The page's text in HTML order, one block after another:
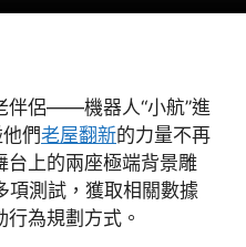
伴侶——機器人“小航”進
們老屋翻新的力量不再
台上的兩座極端背景雕
測試，獲取相關數據
為規劃方式。